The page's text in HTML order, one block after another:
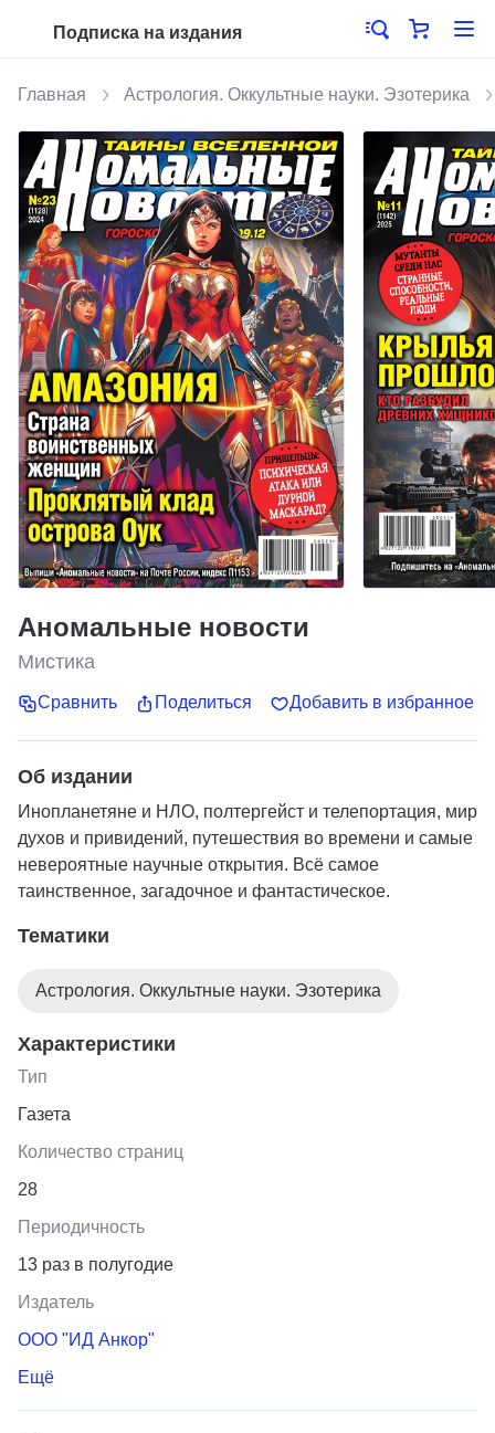
Подписка на издания
Главная Астрология. Оккультные науки. Эзотерика
Аномальные новости
Мистика
Сравнить Поделиться Добавить в избранное
Об издании
Инопланетяне и НЛО, полтергейст и телепортация, мир
духов и привидений, путешествия во времени и самые
невероятные научные открытия. Всё самое
таинственное, загадочное и фантастическое.
Тематики
Астрология. Оккультные науки. Эзотерика
Характеристики
Тип
Газета
Количество страниц
28
Периодичность
13 раз в полугодие
Издатель
ООО "ИД Анкор"
Ещё